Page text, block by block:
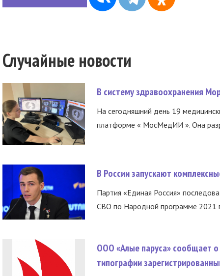
Случайные новости
В систему здравоохранения
На сегодняшний день 19
платформе « МосМедИИ ». Она
В России запускают
Партия «Единая Россия»
СВО по Народной программе 2021
ООО «Алые паруса» сообщает о
типографии